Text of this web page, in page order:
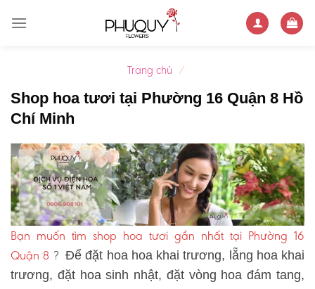
Trang chủ /
Shop hoa tươi tại Phường 16 Quận 8 Hồ
Chí Minh
Bạn muốn tìm shop hoa tươi gần nhất tại Phường 16
Quận 8 ?Để đặt hoa hoa khai trương, lẵng hoa khai
trương, đặt hoa sinh nhật, đặt vòng hoa đám tang,